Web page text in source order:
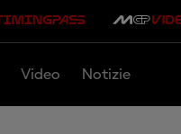
Video Notizie